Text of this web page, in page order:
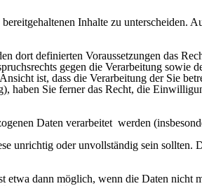
Inhalte zu unterscheiden.
dort definierten Voraussetzungen das
gegen die Verarbeitung sowie
ist, dass die Verarbeitung der Sie
Sie ferner das Recht, die
Daten verarbeitet werden
unrichtig oder unvollständig sein
etwa dann möglich, wenn die Daten